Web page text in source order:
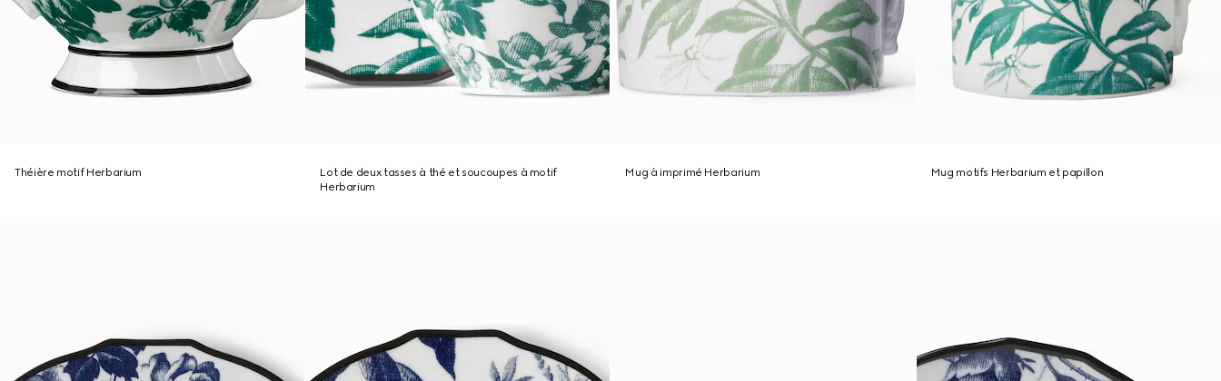
Théière motif Herbarium
Lot de deux tasses à thé et soucoupes à motif
Herbarium
Mug à imprimé Herbarium Mug motifs Herbarium et papillon